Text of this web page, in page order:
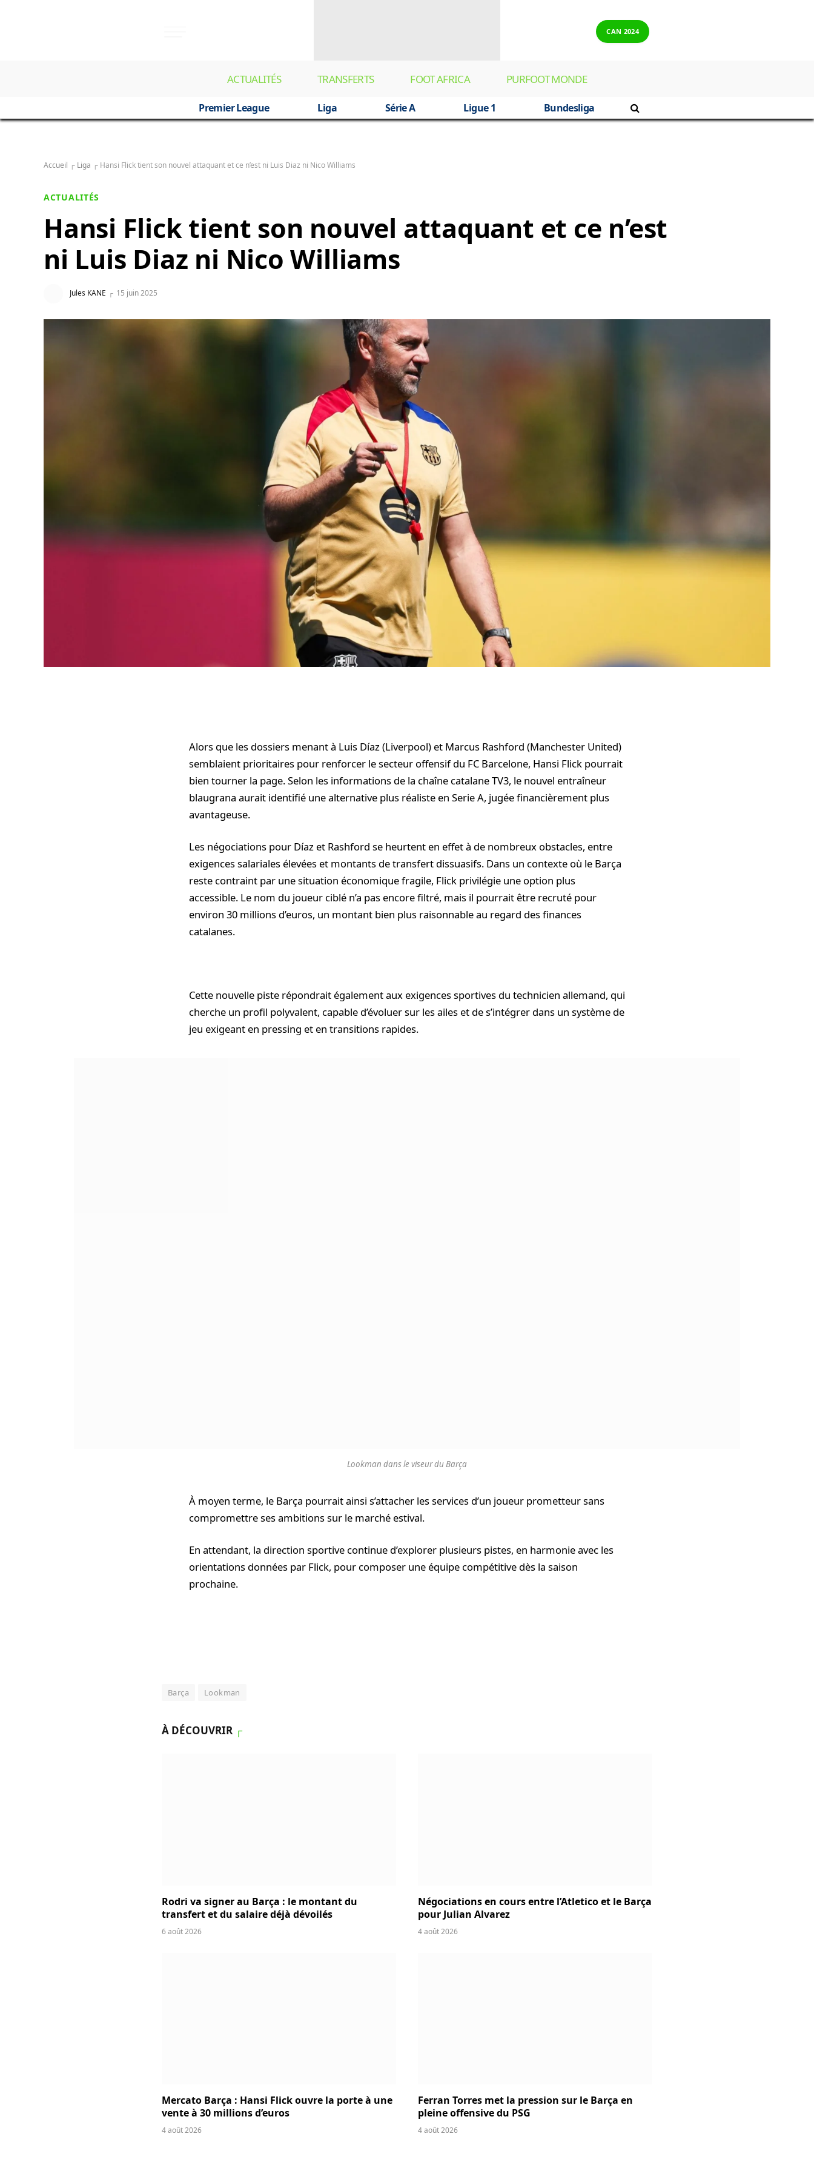
CAN 2024
ACTUALITÉS TRANSFERTS FOOT AFRICA PURFOOT MONDE
Premier League Liga Série A Ligue 1 Bundesliga
Accueil ┌ Liga ┌ Hansi Flick tient son nouvel attaquant et ce n’est ni Luis Diaz ni Nico Williams
ACTUALITÉS
Hansi Flick tient son nouvel attaquant et ce n’est
ni Luis Diaz ni Nico Williams
Jules KANE 15 juin 2025
Alors que les dossiers menant à Luis Díaz (Liverpool) et Marcus Rashford (Manchester United)
semblaient prioritaires pour renforcer le secteur offensif du FC Barcelone, Hansi Flick pourrait
bien tourner la page. Selon les informations de la chaîne catalane TV3, le nouvel entraîneur
blaugrana aurait identifié une alternative plus réaliste en Serie A, jugée financièrement plus
avantageuse.
Les négociations pour Díaz et Rashford se heurtent en effet à de nombreux obstacles, entre
exigences salariales élevées et montants de transfert dissuasifs. Dans un contexte où le Barça
reste contraint par une situation économique fragile, Flick privilégie une option plus
accessible. Le nom du joueur ciblé n’a pas encore filtré, mais il pourrait être recruté pour
environ 30 millions d’euros, un montant bien plus raisonnable au regard des finances
catalanes.
Cette nouvelle piste répondrait également aux exigences sportives du technicien allemand, qui
cherche un profil polyvalent, capable d’évoluer sur les ailes et de s’intégrer dans un système de
jeu exigeant en pressing et en transitions rapides.
Lookman dans le viseur du Barça
À moyen terme, le Barça pourrait ainsi s’attacher les services d’un joueur prometteur sans
compromettre ses ambitions sur le marché estival.
En attendant, la direction sportive continue d’explorer plusieurs pistes, en harmonie avec les
orientations données par Flick, pour composer une équipe compétitive dès la saison
prochaine.
Barça Lookman
À DÉCOUVRIR ┌
Rodri va signer au Barça : le montant du
transfert et du salaire déjà dévoilés
6 août 2026
Négociations en cours entre l’Atletico et le Barça
pour Julian Alvarez
4 août 2026
Mercato Barça : Hansi Flick ouvre la porte à une
vente à 30 millions d’euros
4 août 2026
Ferran Torres met la pression sur le Barça en
pleine offensive du PSG
4 août 2026